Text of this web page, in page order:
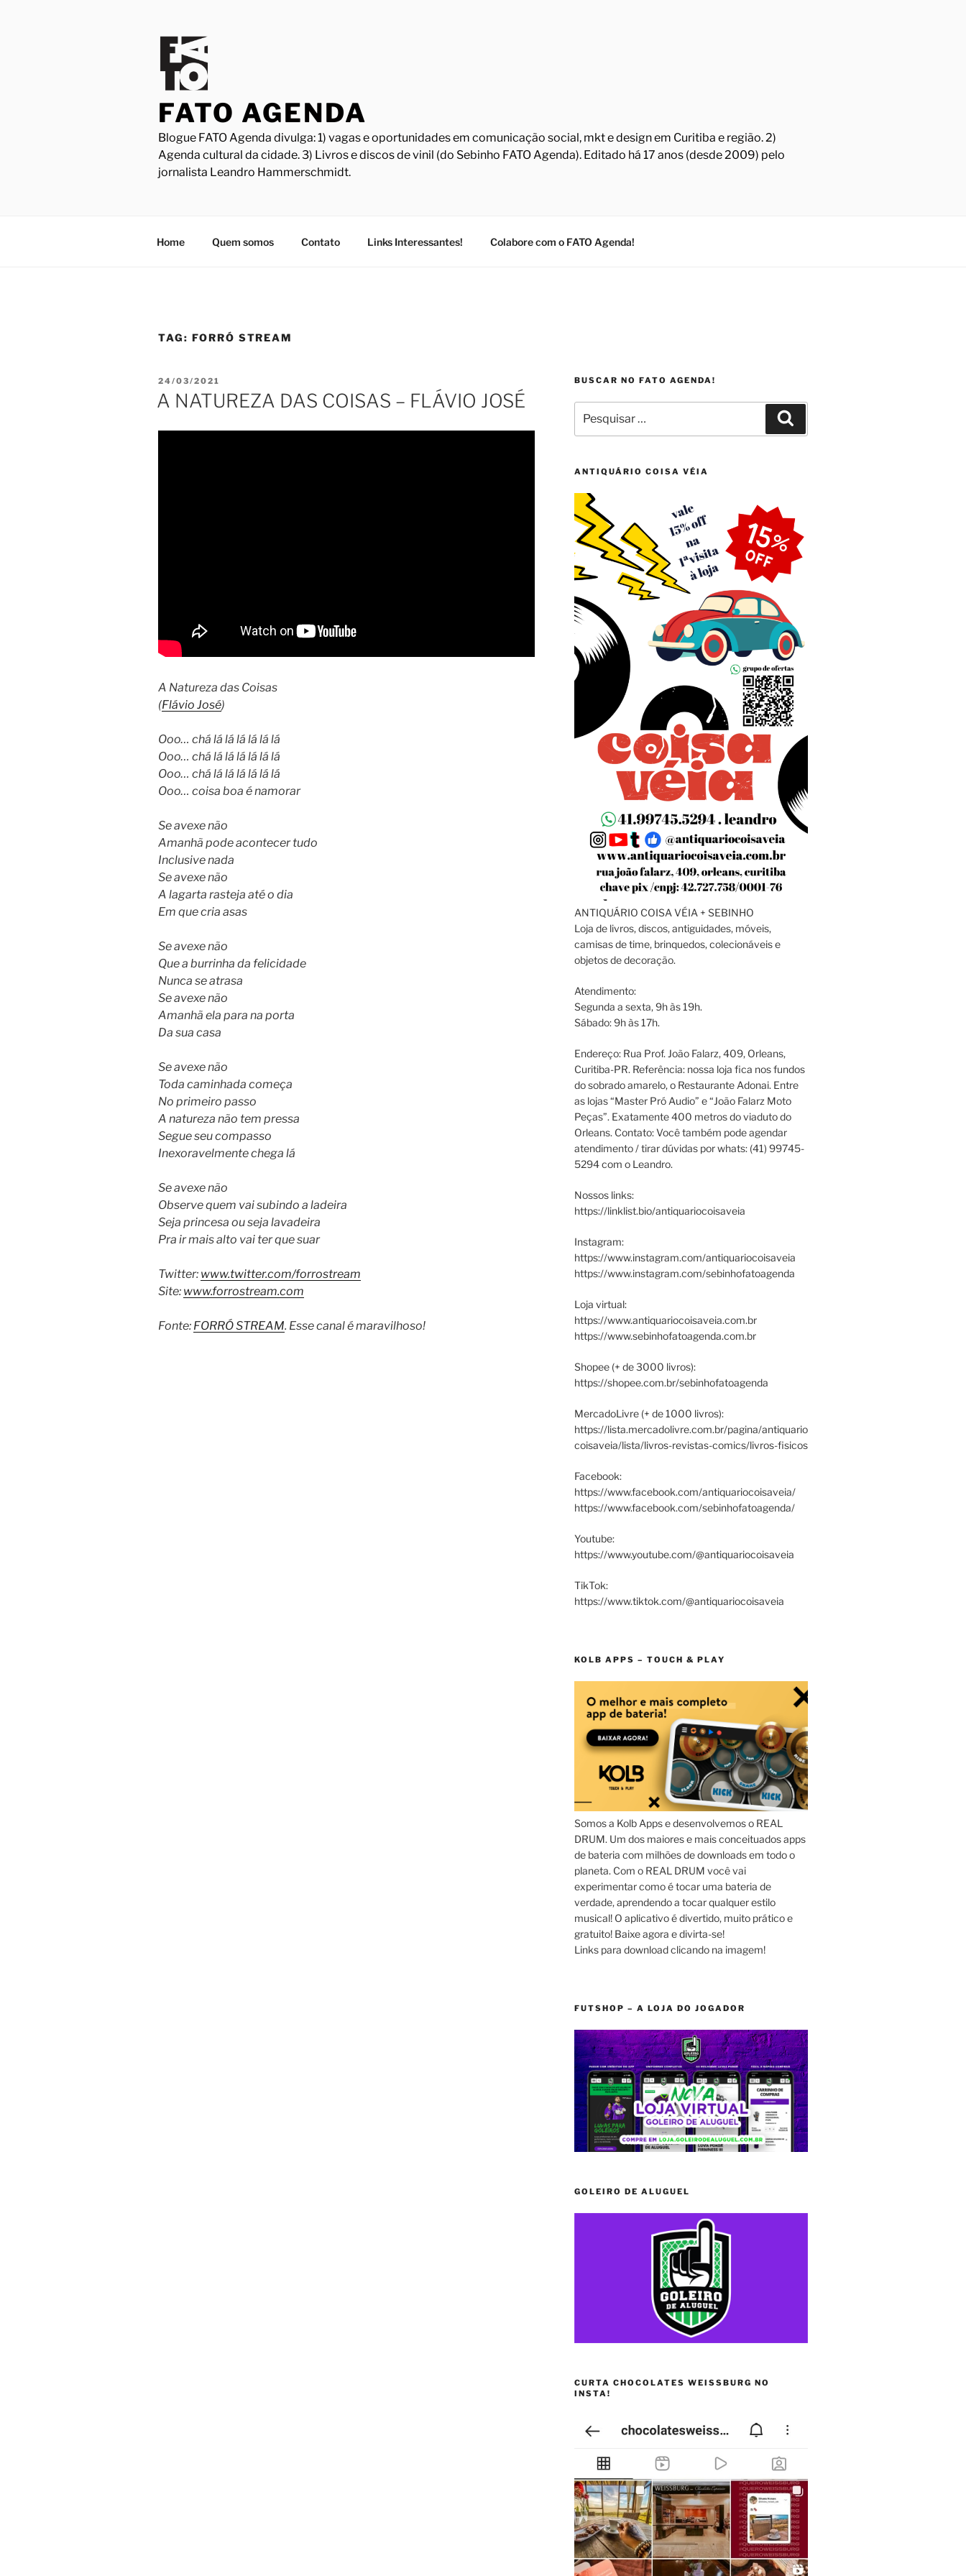
FATO AGENDA
Blogue FATO Agenda divulga: 1) vagas e oportunidades em comunicação social, mkt e design em Curitiba e região. 2)
Agenda cultural da cidade. 3) Livros e discos de vinil (do Sebinho FATO Agenda). Editado há 17 anos (desde 2009) pelo
jornalista Leandro Hammerschmidt.
Home Quem somos Contato Links Interessantes! Colabore com o FATO Agenda!
TAG: FORRÓ STREAM
PUBLICADO
EM
24/03/2021
A NATUREZA DAS COISAS – FLÁVIO JOSÉ
A Natureza das Coisas
(Flávio José)
Ooo… chá lá lá lá lá lá lá
Ooo… chá lá lá lá lá lá lá
Ooo… chá lá lá lá lá lá lá
Ooo… coisa boa é namorar
Se avexe não
Amanhã pode acontecer tudo
Inclusive nada
Se avexe não
A lagarta rasteja até o dia
Em que cria asas
Se avexe não
Que a burrinha da felicidade
Nunca se atrasa
Se avexe não
Amanhã ela para na porta
Da sua casa
Se avexe não
Toda caminhada começa
No primeiro passo
A natureza não tem pressa
Segue seu compasso
Inexoravelmente chega lá
Se avexe não
Observe quem vai subindo a ladeira
Seja princesa ou seja lavadeira
Pra ir mais alto vai ter que suar
Twitter: www.twitter.com/forrostream​
Site: www.forrostream.com
Fonte: FORRÓ STREAM. Esse canal é maravilhoso!
BUSCAR NO FATO AGENDA!
por:
ANTIQUÁRIO COISA VÉIA
ANTIQUÁRIO COISA VÉIA + SEBINHO
Loja de livros, discos, antiguidades, móveis,
camisas de time, brinquedos, colecionáveis e
objetos de decoração.
Atendimento:
Segunda a sexta, 9h às 19h.
Sábado: 9h às 17h.
Endereço: Rua Prof. João Falarz, 409, Orleans,
Curitiba-PR. Referência: nossa loja fica nos fundos
do sobrado amarelo, o Restaurante Adonai. Entre
as lojas “Master Pró Audio” e “João Falarz Moto
Peças”. Exatamente 400 metros do viaduto do
Orleans. Contato: Você também pode agendar
atendimento / tirar dúvidas por whats: (41) 99745-
5294 com o Leandro.
Nossos links:
https://linklist.bio/antiquariocoisaveia
Instagram:
https://www.instagram.com/antiquariocoisaveia
https://www.instagram.com/sebinhofatoagenda
Loja virtual:
https://www.antiquariocoisaveia.com.br
https://www.sebinhofatoagenda.com.br
Shopee (+ de 3000 livros):
https://shopee.com.br/sebinhofatoagenda
MercadoLivre (+ de 1000 livros):
https://lista.mercadolivre.com.br/pagina/antiquario
coisaveia/lista/livros-revistas-comics/livros-fisicos
Facebook:
https://www.facebook.com/antiquariocoisaveia/
https://www.facebook.com/sebinhofatoagenda/
Youtube:
https://www.youtube.com/@antiquariocoisaveia
TikTok:
https://www.tiktok.com/@antiquariocoisaveia
KOLB APPS – TOUCH & PLAY
Somos a Kolb Apps e desenvolvemos o REAL
DRUM. Um dos maiores e mais conceituados apps
de bateria com milhões de downloads em todo o
planeta. Com o REAL DRUM você vai
experimentar como é tocar uma bateria de
verdade, aprendendo a tocar qualquer estilo
musical! O aplicativo é divertido, muito prático e
gratuito! Baixe agora e divirta-se!
Links para download clicando na imagem!
FUTSHOP – A LOJA DO JOGADOR
GOLEIRO DE ALUGUEL
CURTA CHOCOLATES WEISSBURG NO
INSTA!